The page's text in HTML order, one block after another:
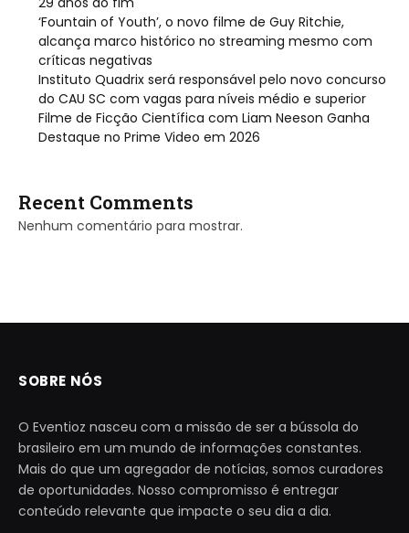
‘Fountain of Youth’, o novo filme de Guy Ritchie,
alcança marco histórico no streaming mesmo com
críticas negativas
Instituto Quadrix será responsável pelo novo concurso
do CAU SC com vagas para níveis médio e superior
Filme de Ficção Científica com Liam Neeson Ganha
Destaque no Prime Video em 2026
Recent Comments
Nenhum comentário para mostrar.
SOBRE NÓS
O Eventioz nasceu com a missão de ser a bússola do
brasileiro em um mundo de informações constantes.
Mais do que um agregador de notícias, somos curadores
de oportunidades. Nosso compromisso é entregar
conteúdo relevante que impacte o seu dia a dia.